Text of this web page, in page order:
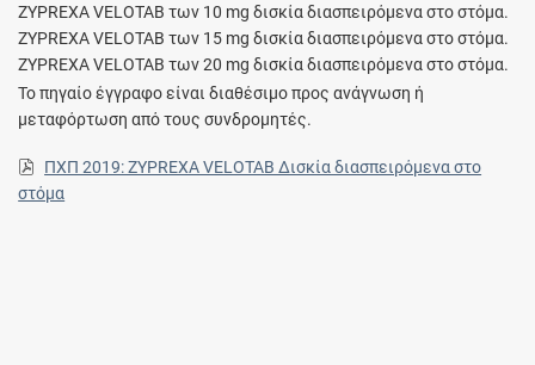
ZYPREXA VELOTAB των 10 mg δισκία διασπειρόμενα στο στόμα.
ZYPREXA VELOTAB των 15 mg δισκία διασπειρόμενα στο στόμα.
ZYPREXA VELOTAB των 20 mg δισκία διασπειρόμενα στο στόμα.
Το πηγαίο έγγραφο είναι διαθέσιμο προς ανάγνωση ή
μεταφόρτωση από τους συνδρομητές.
ΠΧΠ 2019: ZYPREXA VELOTAB Δισκία διασπειρόμενα στο
στόμα